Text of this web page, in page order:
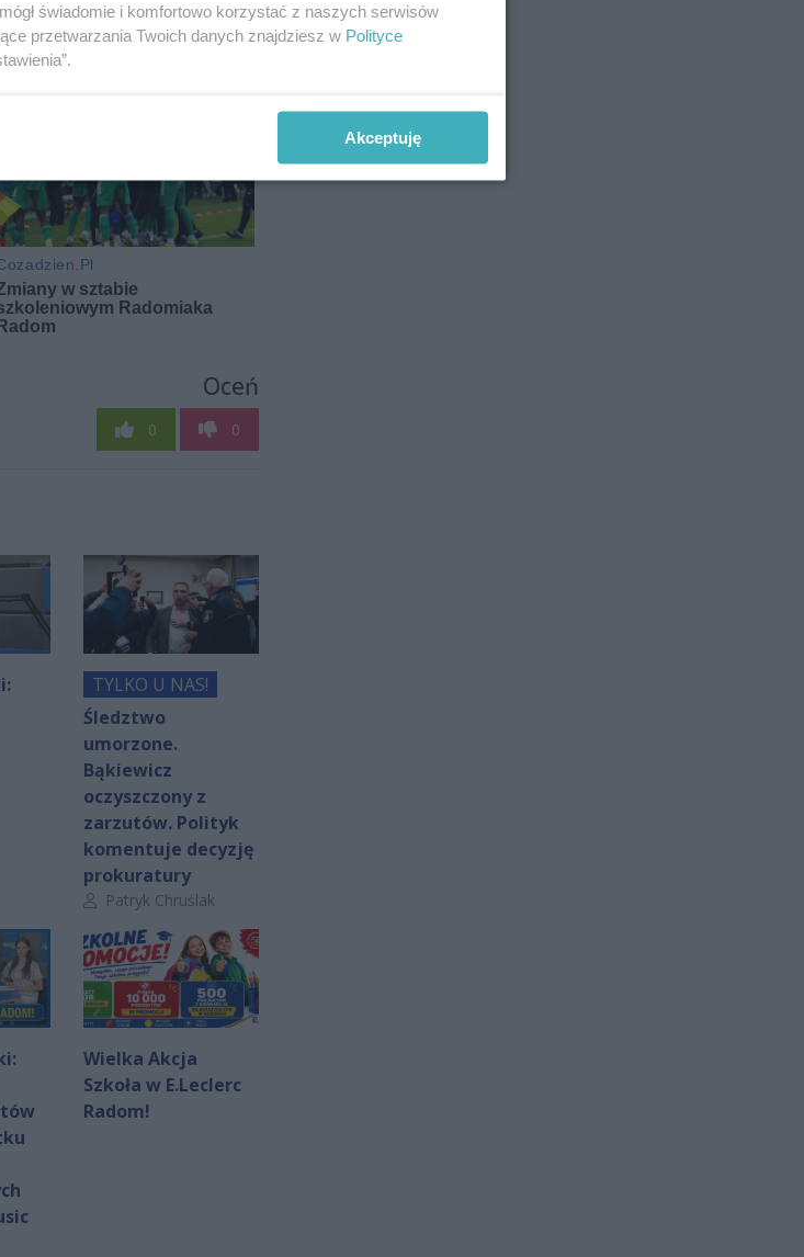
Oceń
0 0
TYLKO U NAS!
Śledztwo
umorzone.
Bąkiewicz
oczyszczony z
zarzutów. Polityk
komentuje decyzję
prokuratury
Autor artykułu:
Patryk Chruślak
Wielka Akcja
Szkoła w E.Leclerc
Radom!
świadomie i komfortowo korzystać z naszych serwisów
przetwarzania Twoich danych znajdziesz w Polityce
Akceptuję